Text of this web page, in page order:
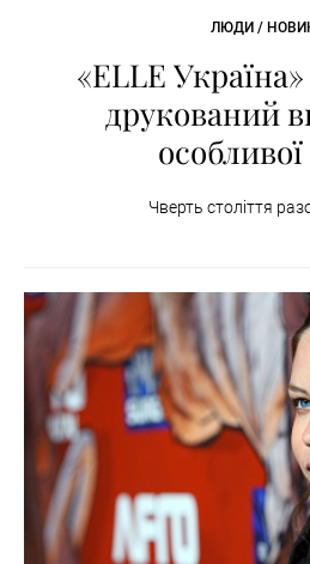
ЛЮДИ /
«ELLE
друкований
Чверть століття